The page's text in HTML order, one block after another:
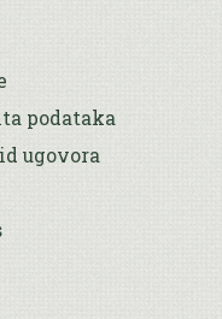
podataka
ugovora